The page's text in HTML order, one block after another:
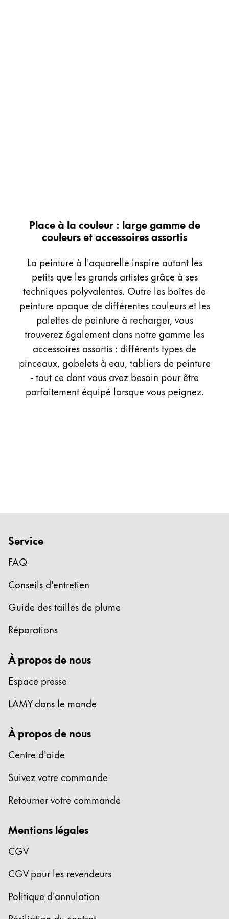
Cadeaux
Holiday Special
Gift Ideas
Coffrets cadeaux
LAMY pico Lx
Gravure
Inspiration
LAMY Community
LAMY x Kunstpalast
Design
Responsabilité
Esprit pionnier
Carrière
À propos de votre commande
FR/LB
Global
Europe
Ελληνικά
Poland
polski
Romania
Sweden
Türkçe
Amérique centrale & Caraïbes
Cette région répertorie les pays et les langues
Créer un compte
Place à la couleur : large gamme de
couleurs et accessoires assortis
La peinture à l'aquarelle inspire autant les
petits que les grands artistes grâce à ses
techniques polyvalentes. Outre les boîtes de
peinture opaque de différentes couleurs et les
palettes de peinture à recharger, vous
trouverez également dans notre gamme les
accessoires assortis : différents types de
pinceaux, gobelets à eau, tabliers de peinture
- tout ce dont vous avez besoin pour être
parfaitement équipé lorsque vous peignez.
Service
FAQ
Conseils d'entretien
Guide des tailles de plume
Réparations
À propos de nous
Espace presse
LAMY dans le monde
À propos de nous
Centre d'aide
Suivez votre commande
Retourner votre commande
Mentions légales
CGV
CGV pour les revendeurs
Politique d'annulation